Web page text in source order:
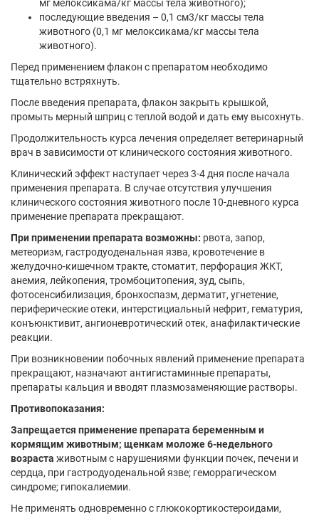
мг мелоксикама/кг массы тела животного);
последующие введения – 0,1 см3/кг массы тела
животного (0,1 мг мелоксикама/кг массы тела
животного).
Перед применением флакон с препаратом необходимо
тщательно встряхнуть.
После введения препарата, флакон закрыть крышкой,
промыть мерный шприц с теплой водой и дать ему высохнуть.
Продолжительность курса лечения определяет ветеринарный
врач в зависимости от клинического состояния животного.
Клинический эффект наступает через 3-4 дня после начала
применения препарата. В случае отсутствия улучшения
клинического состояния животного после 10-дневного курса
применение препарата прекращают.
При применении препарата возможны: рвота, запор,
метеоризм, гастродуоденальная язва, кровотечение в
желудочно-кишечном тракте, стоматит, перфорация ЖКТ,
анемия, лейкопения, тромбоцитопения, зуд, сыпь,
фотосенсибилизация, бронхоспазм, дерматит, угнетение,
периферические отеки, интерстициальный нефрит, гематурия,
конъюнктивит, ангионевротический отек, анафилактические
реакции.
При возникновении побочных явлений применение препарата
прекращают, назначают антигистаминные препараты,
препараты кальция и вводят плазмозаменяющие растворы.
Противопоказания:
Запрещается применение препарата беременным и
кормящим животным; щенкам моложе 6-недельного
возраста животным с нарушениями функции почек, печени и
сердца, при гастродуоденальной язве; геморрагическом
синдроме; гипокалиемии.
Не применять одновременно с глюкокортикостероидами,